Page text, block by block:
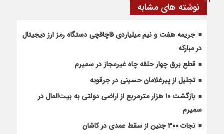
نوشته های مشابه
جریمه هفت و نیم میلیاردی قاچاقچی دستگاه رمز ارز دیجیتال
در مبارکه
قطع برق چهار حلقه چاه غیرمجاز در سمیرم
تجلیل از پیرغلامان حسینی در جرقویه
بازگشت ۱۰ هزار مترمربع از اراضی دولتی به بیت‌المال در
سمیرم
نجات ۳۰۰ جنین از سقط عمدی در کاشان